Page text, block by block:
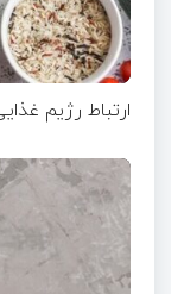
ارتباط رژیم